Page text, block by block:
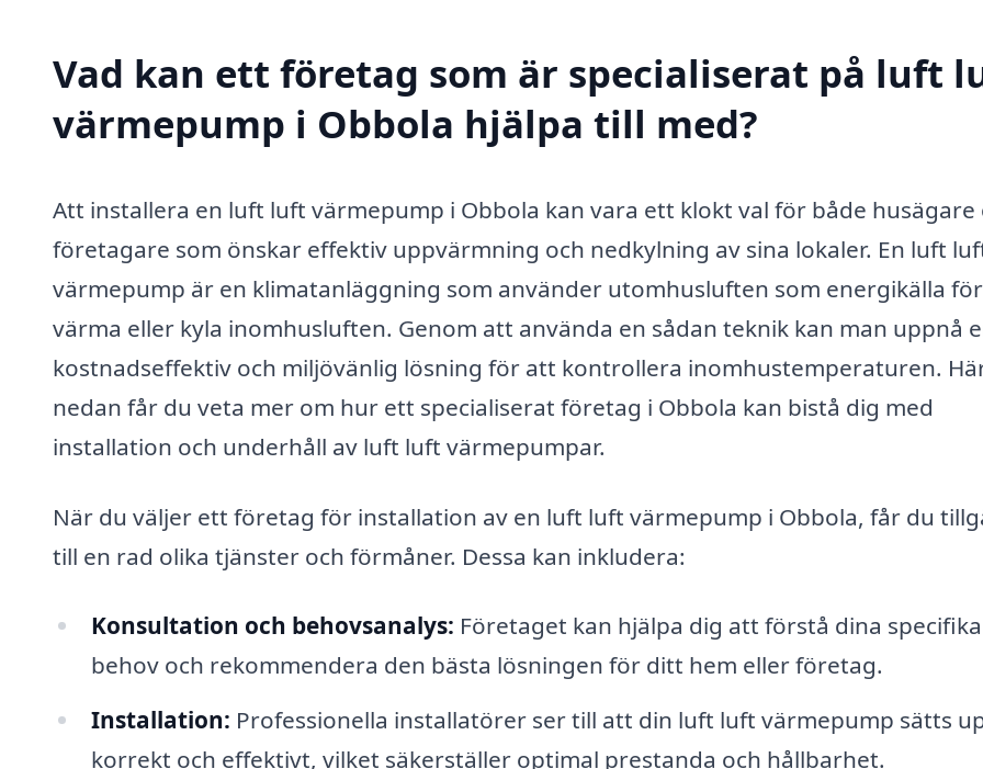
Vad kan ett företag som är specialiserat på luft
värmepump i Obbola hjälpa till med?
Att installera en luft luft värmepump i Obbola kan vara ett klokt val för både husägare
företagare som önskar effektiv uppvärmning och nedkylning av sina lokaler. En luft
värmepump är en klimatanläggning som använder utomhusluften som energikälla
värma eller kyla inomhusluften. Genom att använda en sådan teknik kan man uppnå
kostnadseffektiv och miljövänlig lösning för att kontrollera inomhustemperaturen.
nedan får du veta mer om hur ett specialiserat företag i Obbola kan bistå dig med
installation och underhåll av luft luft värmepumpar.
När du väljer ett företag för installation av en luft luft värmepump i Obbola, får du
till en rad olika tjänster och förmåner. Dessa kan inkludera:
Konsultation och behovsanalys: Företaget kan hjälpa dig att förstå dina specifika
behov och rekommendera den bästa lösningen för ditt hem eller företag.
Installation: Professionella installatörer ser till att din luft luft värmepump sätts
korrekt och effektivt, vilket säkerställer optimal prestanda och hållbarhet.